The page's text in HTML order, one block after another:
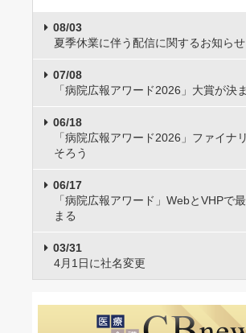
08/03
夏季休業に伴う配信に関するお知らせ
07/08
「病院広報アワード2026」大賞が決
06/18
「病院広報アワード2026」ファイナ
そろう
06/17
「病院広報アワード」WebとVHPで
まる
03/31
4月1日に社名変更